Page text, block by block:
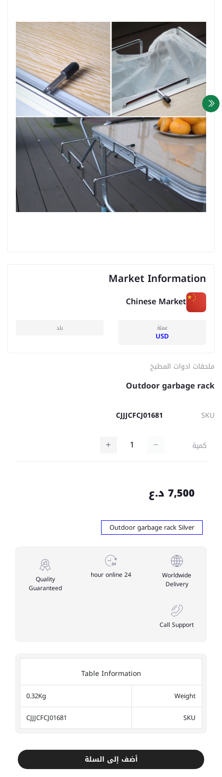
Market Information
Chinese Market
عملة
USD
بلد
ملحقات ادوات المطبخ
Outdoor garbage rack
SKU
CJJJCFCJ01681
كمية
7,500 د.ع
Outdoor garbage rack Silver
Worldwide
Delivery
24 hour online
Quality
Guaranteed
Call Support
Table Information
Weight
0.32Kg
SKU
CJJJCFCJ01681
أضف إلى السلة